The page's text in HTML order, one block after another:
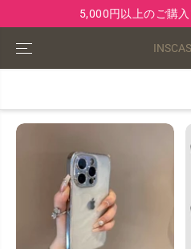
コンテンツにス5,000円以上のご購